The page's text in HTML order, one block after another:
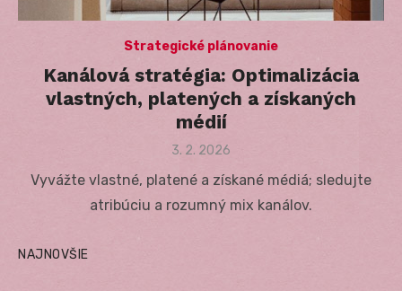
Strategické plánovanie
Kanálová stratégia: Optimalizácia
vlastných, platených a získaných
médií
Posted
3. 2. 2026
Vyvážte vlastné, platené a získané médiá; sledujte
atribúciu a rozumný mix kanálov.
NAJNOVŠIE